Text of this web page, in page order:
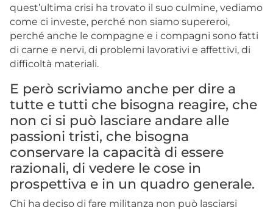
quest’ultima crisi ha trovato il suo culmine, vediamo
come ci investe, perché non siamo supereroi,
perché anche le compagne e i compagni sono fatti
di carne e nervi, di problemi lavorativi e affettivi, di
difficoltà materiali.
E però scriviamo anche per dire a
tutte e tutti che bisogna reagire, che
non ci si può lasciare andare alle
passioni tristi, che bisogna
conservare la capacità di essere
razionali, di vedere le cose in
prospettiva e in un quadro generale.
Chi ha deciso di fare militanza non può lasciarsi